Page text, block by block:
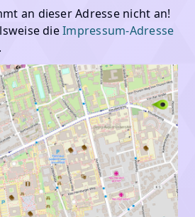
an dieser Adresse nicht an!
dieImpressum-Adresse